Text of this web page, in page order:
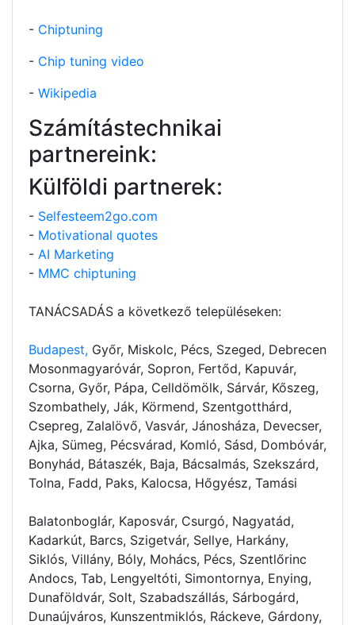
- Chiptuning
- Chip tuning video
- Wikipedia
Számítástechnikai
partnereink:
Külföldi partnerek:
- Selfesteem2go.com
- Motivational quotes
- AI Marketing
- MMC chiptuning
TANÁCSADÁS a következő településeken:
Budapest, Győr, Miskolc, Pécs, Szeged, Debrecen
Mosonmagyaróvár, Sopron, Fertőd, Kapuvár,
Csorna, Győr, Pápa, Celldömölk, Sárvár, Kőszeg,
Szombathely, Ják, Körmend, Szentgotthárd,
Csepreg, Zalalövő, Vasvár, Jánosháza, Devecser,
Ajka, Sümeg, Pécsvárad, Komló, Sásd, Dombóvár,
Bonyhád, Bátaszék, Baja, Bácsalmás, Szekszárd,
Tolna, Fadd, Paks, Kalocsa, Hőgyész, Tamási
Balatonboglár, Kaposvár, Csurgó, Nagyatád,
Kadarkút, Barcs, Szigetvár, Sellye, Harkány,
Siklós, Villány, Bóly, Mohács, Pécs, Szentlőrinc
Andocs, Tab, Lengyeltóti, Simontornya, Enying,
Dunaföldvár, Solt, Szabadszállás, Sárbogárd,
Dunaújváros, Kunszentmiklós, Ráckeve, Gárdony,